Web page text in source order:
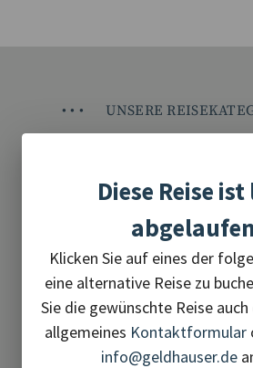
• • • UNSERE
Adventreisen
20 Reisen gefunden
Diese Reise
Klicken Sie auf eines der
eine alternative Reise zu
Sie die gewünschte Reise
allgemeines Kontaktformular
info@geldhauser.de